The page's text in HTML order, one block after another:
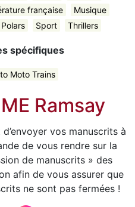
française
Musique
Polars Sport Thrillers
spécifiques
Moto Trains
Ramsay
vos manuscrits à
de vous rendre sur la
de manuscrits » des
afin de vous assurer que
ne sont pas fermées !